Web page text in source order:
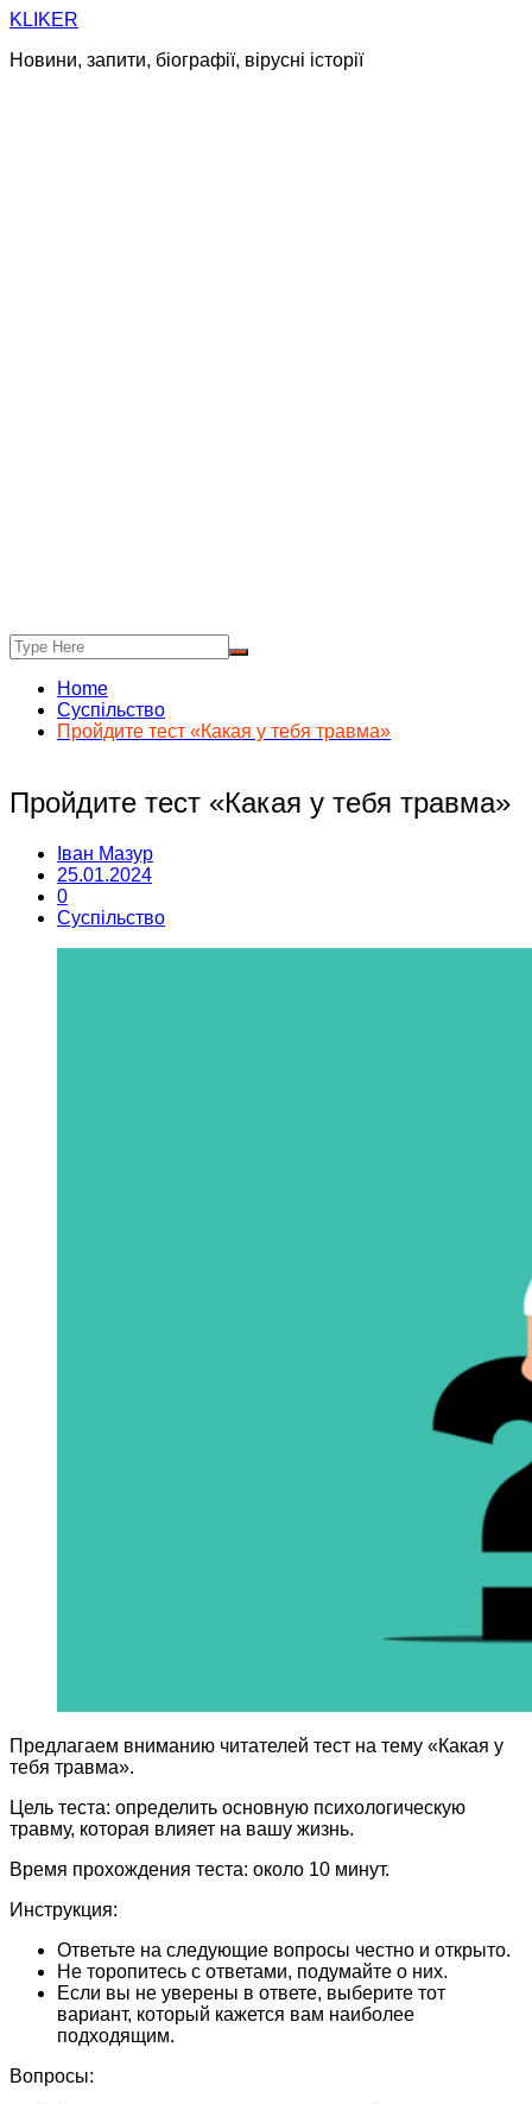
Skip
content
KLIKER
Новини, запити, біографії, вірусні історії
Home
Суспільство
Пройдите тест «Какая у тебя травма»
Пройдите тест «Какая у тебя травма»
Іван Мазур
25.01.2024
0
Суспільство
Предлагаем вниманию читателей тест на тему «Какая у
тебя травма».
Цель теста: определить основную психологическую
травму, которая влияет на вашу жизнь.
Время прохождения теста: около 10 минут.
Инструкция:
Ответьте на следующие вопросы честно и открыто.
Не торопитесь с ответами, подумайте о них.
Если вы не уверены в ответе, выберите тот
вариант, который кажется вам наиболее
подходящим.
Вопросы: